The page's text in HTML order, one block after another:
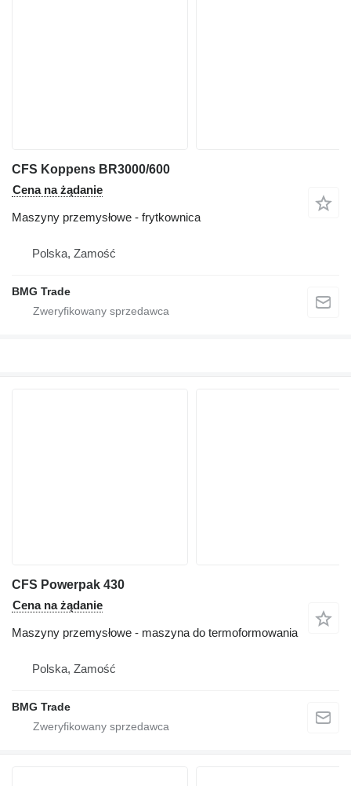
CFS Koppens BR3000/600
Cena na żądanie
Maszyny przemysłowe - frytkownica
Polska, Zamość
BMG Trade
CFS Powerpak 430
Cena na żądanie
Maszyny przemysłowe - maszyna do termoformowania
Polska, Zamość
BMG Trade